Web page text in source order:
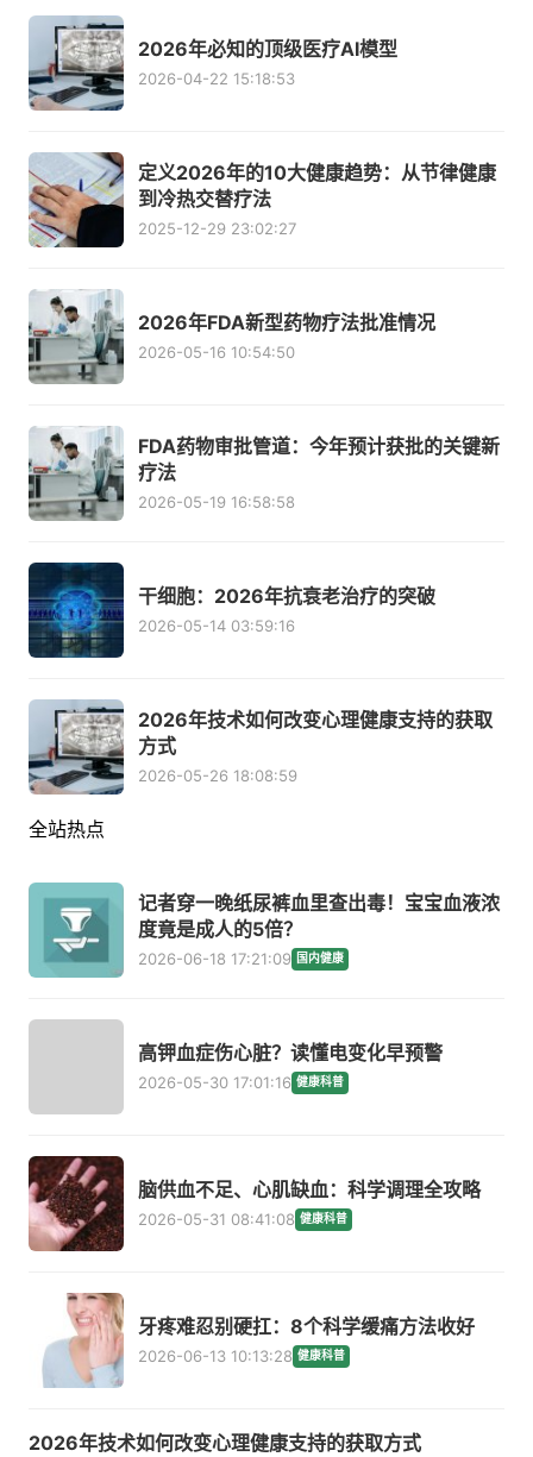
2026年必知的顶级医疗AI模型
2026-04-22 15:18:53
定义2026年的10大健康趋势：从节律健康
到冷热交替疗法
2025-12-29 23:02:27
2026年FDA新型药物疗法批准情况
2026-05-16 10:54:50
FDA药物审批管道：今年预计获批的关键新
疗法
2026-05-19 16:58:58
干细胞：2026年抗衰老治疗的突破
2026-05-14 03:59:16
2026年技术如何改变心理健康支持的获取
方式
2026-05-26 18:08:59
全站热点
记者穿一晚纸尿裤血里查出毒！宝宝血液浓
度竟是成人的5倍？
2026-06-18 17:21:09 国内健康
高钾血症伤心脏？读懂电变化早预警
2026-05-30 17:01:16 健康科普
脑供血不足、心肌缺血：科学调理全攻略
2026-05-31 08:41:08 健康科普
牙疼难忍别硬扛：8个科学缓痛方法收好
2026-06-13 10:13:28 健康科普
2026年技术如何改变心理健康支持的获取方式